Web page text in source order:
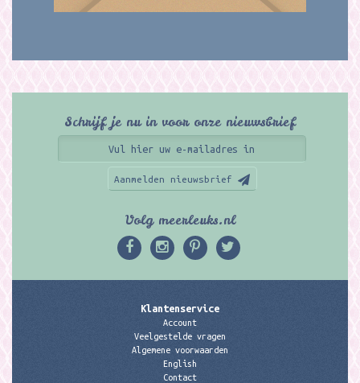
Schrijf je nu in voor onze nieuwsbrief
Aanmelden nieuwsbrief
Volg meerleuks.nl
Klantenservice
Account
Veelgestelde vragen
Algemene voorwaarden
English
Contact